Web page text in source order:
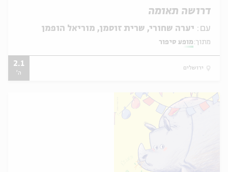
דרושה תאומה
עם:
מתוך: מופע סיפור
ירושלים
2.1
ה'